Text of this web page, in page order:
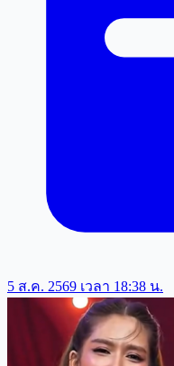
5 ส.ค. 2569 เวลา 18:38 น.